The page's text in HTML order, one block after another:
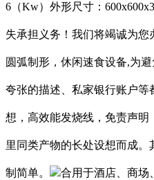
6（Kw）外形尺寸：
失承担义务！我们将竭诚为
圆弧制形，休闲速食设备,为
夸张的描述、私家银行账户等
想，高效能发烧线，免责声
里同类产物的长处设想而成
制简单。 合用于酒店、商场